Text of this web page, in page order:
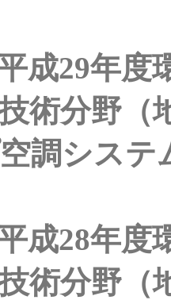
成29年度
術分野（
空調シス
成28年度
術分野（